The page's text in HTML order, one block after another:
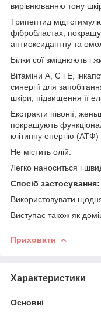
вирівнюванню тону
Трипептид міді
фібробластах,
антиоксидантну та
Білки сої зміцнюють і
Вітаміни A, C і E,
синергії для
шкіри, підвищення її
Екстракти півонії,
покращують
клітинну енергію (АТФ)
Не містить олій.
Легко наноситься і
Спосіб застосування:
Використовувати
Виступає також як
Приховати
Характеристики
Основні